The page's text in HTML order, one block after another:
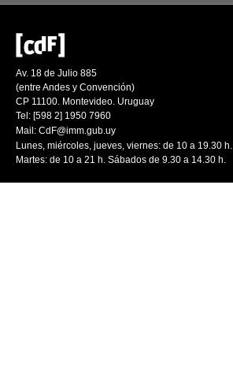
Av. 18 de Julio 885
(entre Andes y Convención)
CP 11100. Montevideo. Uruguay
Tel: [598 2] 1950 7960
Mail: CdF@imm.gub.uy
Lunes, miércoles, jueves, viernes: de 10 a 19.30 h.
Martes: de 10 a 21 h. Sábados de 9.30 a 14.30 h.